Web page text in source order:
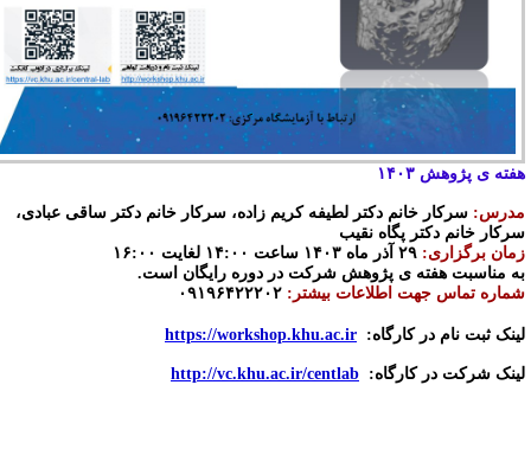
ی پژوهش ۱۴۰۳
سرکار خانم دکتر لطیفه کریم زاده، سرکار خانم دکتر ساقی عبادی،
خانم دکتر پگاه نقیب
برگزاری:۲۹ آذر ماه ۱۴۰۳ ساعت ۱۴:۰۰ لغایت ۱۶:۰۰
مناسبت هفته ی پژوهش شرکت در دوره رایگان است.
تماس جهت اطلاعات بیشتر:۰۹۱۹۶۴۲۲۲۰۲
ثبت نام در کارگاه:https://workshop.khu.ac.ir
شرکت در کارگاه:http://vc.khu.ac.ir/centlab